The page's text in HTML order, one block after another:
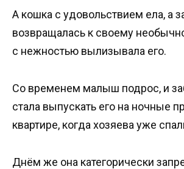
А кошка с удовольствием ела, а
возвращалась к своему
с нежностью вылизывала его.
Со временем малыш подрос, и
стала выпускать его на ночные
квартире, когда хозяева уже
Днём же она категорически